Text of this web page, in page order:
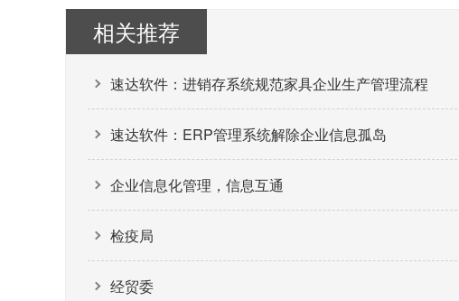
相关推荐
速达软件：进销存系统规范家具企业生产管理流程
速达软件：ERP管理系统解除企业信息孤岛
企业信息化管理，信息互通
检疫局
经贸委